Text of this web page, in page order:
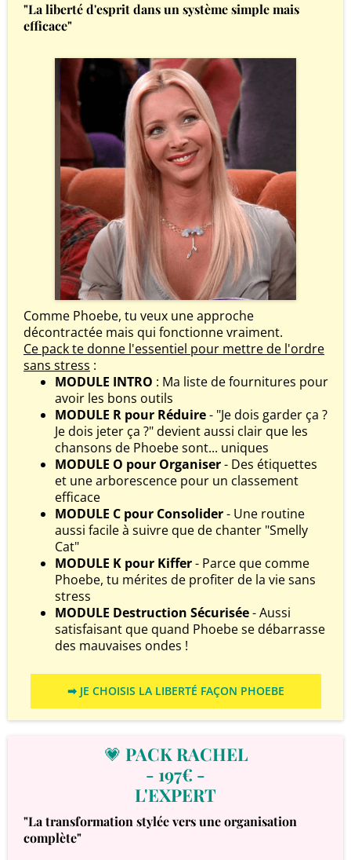
"La liberté d'esprit dans un système simple mais
efficace"
Comme Phoebe, tu veux une approche
décontractée mais qui fonctionne vraiment.
Ce pack te donne l'essentiel pour mettre de l'ordre
sans stress :
MODULE INTRO : Ma liste de fournitures pour
avoir les bons outils
MODULE R pour Réduire- "Je dois garder ça ?
Je dois jeter ça ?" devient aussi clair que les
chansons de Phoebe sont... uniques
MODULE O pour Organiser- Des étiquettes
et une arborescence pour un classement
efficace
MODULE C pour Consolider- Une routine
aussi facile à suivre que de chanter "Smelly
Cat"
MODULE K pour Kiffer- Parce que comme
Phoebe, tu mérites de profiter de la vie sans
stress
MODULE Destruction Sécurisée- Aussi
satisfaisant que quand Phoebe se débarrasse
des mauvaises ondes !
➡ JE CHOISIS LA LIBERTÉ FAÇON PHOEBE
💗 PACK RACHEL
- 197€ -
L'EXPERT
"La transformation stylée vers une organisation
complète"